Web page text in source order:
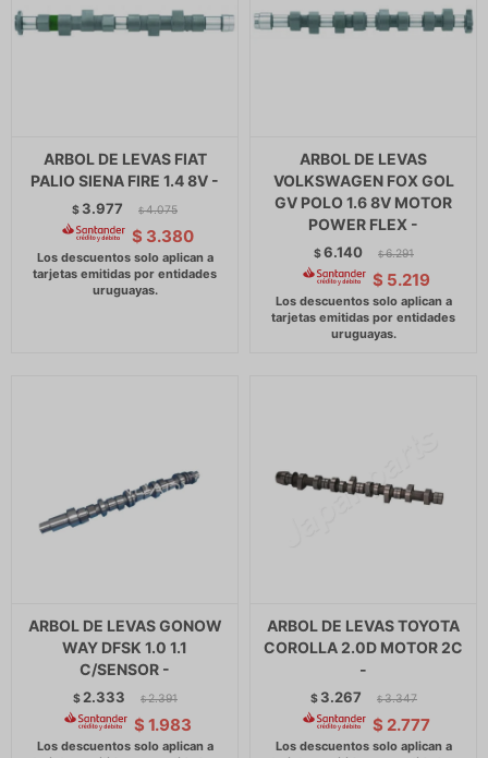
ARBOL DE LEVAS FIAT
PALIO SIENA FIRE 1.4 8V -
$ 3.977 $ 4.075
$ 3.380
ARBOL DE LEVAS
VOLKSWAGEN FOX GOL
GV POLO 1.6 8V MOTOR
POWER FLEX -
$6.140 $ 6.291
$ 5.219
ARBOL DE LEVAS GONOW
WAY DFSK 1.0 1.1
C/SENSOR -
$ 2.333 $ 2.391
$ 1.983
ARBOL DE LEVAS TOYOTA
COROLLA 2.0D MOTOR 2C
-
$ 3.267 $ 3.347
$ 2.777